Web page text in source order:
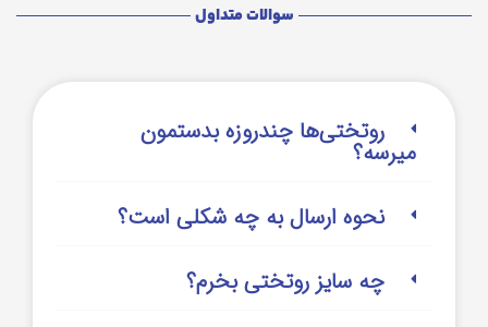
سوالات متداول
روتختی‌‌ها چندروزه بدستمون
میرسه؟
نحوه ارسال به چه شکلی است؟
چه سایز روتختی بخرم؟